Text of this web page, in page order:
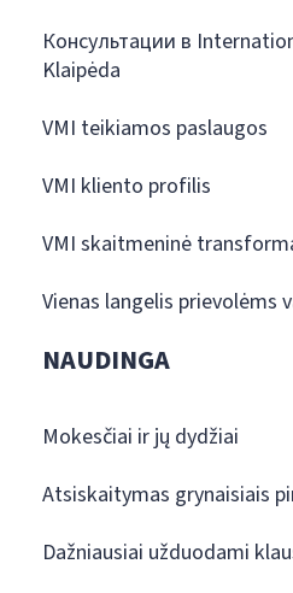
Консультации в
Klaipėda
VMI teikiamos paslaugos
VMI kliento profilis
VMI skaitmeninė
Vienas langelis prievolėms
NAUDINGA
Mokesčiai ir jų dydžiai
Atsiskaitymas grynaisiais
Dažniausiai užduodami